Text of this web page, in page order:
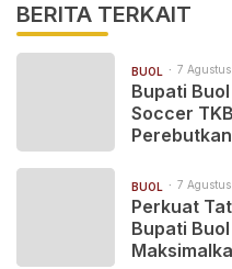
BERITA TERKAIT
BUOL 7
Bupati
Soccer
BUOL 7
Perkuat
Bupati